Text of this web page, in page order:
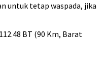
untuk tetap waspada, jika
BT (90 Km, Barat